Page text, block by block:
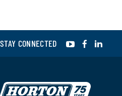
STAY CONNECTED YouTubeFacebook